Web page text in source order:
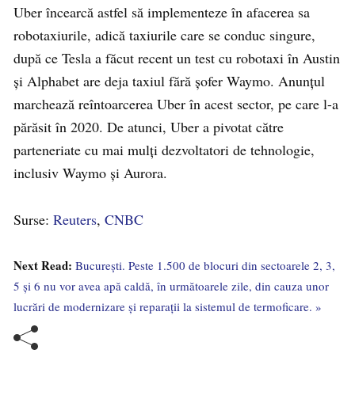
Uber încearcă astfel să implementeze în afacerea sa
robotaxiurile, adică taxiurile care se conduc singure,
după ce Tesla a făcut recent un test cu robotaxi în Austin
și Alphabet are deja taxiul fără șofer Waymo. Anunțul
marchează reîntoarcerea Uber în acest sector, pe care l-a
părăsit în 2020. De atunci, Uber a pivotat către
parteneriate cu mai mulți dezvoltatori de tehnologie,
inclusiv Waymo și Aurora.
Surse: Reuters, CNBC
Next Read: București. Peste 1.500 de blocuri din sectoarele 2, 3,
5 și 6 nu vor avea apă caldă, în următoarele zile, din cauza unor
lucrări de modernizare și reparații la sistemul de termoficare. »